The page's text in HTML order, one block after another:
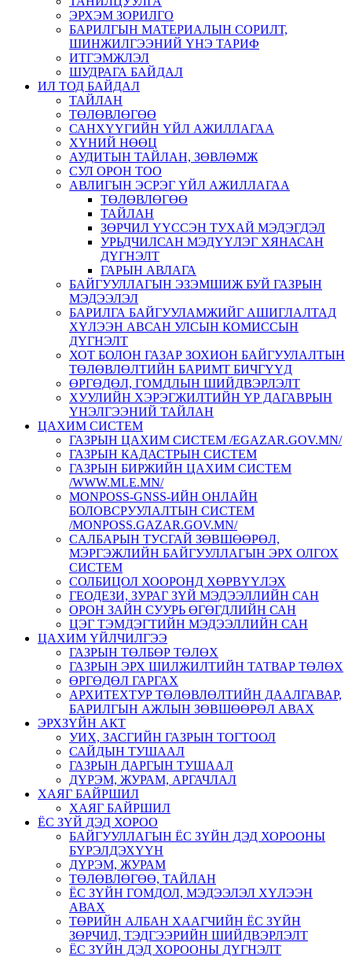
ЭРХЭМ ЗОРИЛГО
БАРИЛГЫН МАТЕРИАЛЫН СОРИЛТ,
ШИНЖИЛГЭЭНИЙ ҮНЭ ТАРИФ
ИТГЭМЖЛЭЛ
ШУДРАГА БАЙДАЛ
ИЛ ТОД БАЙДАЛ
ТАЙЛАН
ТӨЛӨВЛӨГӨӨ
САНХҮҮГИЙН ҮЙЛ АЖИЛЛАГАА
ХҮНИЙ НӨӨЦ
АУДИТЫН ТАЙЛАН, ЗӨВЛӨМЖ
СУЛ ОРОН ТОО
АВЛИГЫН ЭСРЭГ ҮЙЛ АЖИЛЛАГАА
ТӨЛӨВЛӨГӨӨ
ТАЙЛАН
ЗӨРЧИЛ ҮҮССЭН ТУХАЙ МЭДЭГДЭЛ
УРЬДЧИЛСАН МЭДҮҮЛЭГ ХЯНАСАН
ДҮГНЭЛТ
ГАРЫН АВЛАГА
БАЙГУУЛЛАГЫН ЭЗЭМШИЖ БУЙ ГАЗРЫН
МЭДЭЭЛЭЛ
БАРИЛГА БАЙГУУЛАМЖИЙГ АШИГЛАЛТАД
ХҮЛЭЭН АВСАН УЛСЫН КОМИССЫН
ДҮГНЭЛТ
ХОТ БОЛОН ГАЗАР ЗОХИОН БАЙГУУЛАЛТЫН
ТӨЛӨВЛӨЛТИЙН БАРИМТ БИЧГҮҮД
ӨРГӨДӨЛ, ГОМДЛЫН ШИЙДВЭРЛЭЛТ
ХУУЛИЙН ХЭРЭГЖИЛТИЙН ҮР ДАГАВРЫН
ҮНЭЛГЭЭНИЙ ТАЙЛАН
ЦАХИМ СИСТЕМ
ГАЗРЫН ЦАХИМ СИСТЕМ /EGAZAR.GOV.MN/
ГАЗРЫН КАДАСТРЫН СИСТЕМ
ГАЗРЫН БИРЖИЙН ЦАХИМ СИСТЕМ
/WWW.MLE.MN/
MONPOSS-GNSS-ИЙН ОНЛАЙН
БОЛОВСРУУЛАЛТЫН СИСТЕМ
/MONPOSS.GAZAR.GOV.MN/
CАЛБАРЫН ТУСГАЙ ЗӨВШӨӨРӨЛ,
МЭРГЭЖЛИЙН БАЙГУУЛЛАГЫН ЭРХ ОЛГОХ
СИСТЕМ
СОЛБИЦОЛ ХООРОНД ХӨРВҮҮЛЭХ
ГЕОДЕЗИ, ЗУРАГ ЗҮЙ МЭДЭЭЛЛИЙН САН
ОРОН ЗАЙН СУУРЬ ӨГӨГДЛИЙН САН
ЦЭГ ТЭМДЭГТИЙН МЭДЭЭЛЛИЙН САН
ЦАХИМ ҮЙЛЧИЛГЭЭ
ГАЗРЫН ТӨЛБӨР ТӨЛӨХ
ГАЗРЫН ЭРХ ШИЛЖИЛТИЙН ТАТВАР ТӨЛӨХ
ӨРГӨДӨЛ ГАРГАХ
АРХИТЕХТУР ТӨЛӨВЛӨЛТИЙН ДААЛГАВАР,
БАРИЛГЫН АЖЛЫН ЗӨВШӨӨРӨЛ АВАХ
ЭРХЗҮЙН АКТ
УИХ, ЗАСГИЙН ГАЗРЫН ТОГТООЛ
САЙДЫН ТУШААЛ
ГАЗРЫН ДАРГЫН ТУШААЛ
ДҮРЭМ, ЖУРАМ, АРГАЧЛАЛ
ХАЯГ БАЙРШИЛ
ХАЯГ БАЙРШИЛ
ЁС ЗҮЙ ДЭД ХОРОО
БАЙГУУЛЛАГЫН ЁС ЗҮЙН ДЭД ХОРООНЫ
БҮРЭЛДЭХҮҮН
ДҮРЭМ, ЖУРАМ
ТӨЛӨВЛӨГӨӨ, ТАЙЛАН
ЁС ЗҮЙН ГОМДОЛ, МЭДЭЭЛЭЛ ХҮЛЭЭН
АВАХ
ТӨРИЙН АЛБАН ХААГЧИЙН ЁС ЗҮЙН
ЗӨРЧИЛ, ТЭДГЭЭРИЙН ШИЙДВЭРЛЭЛТ
ЁС ЗҮЙН ДЭД ХОРООНЫ ДҮГНЭЛТ